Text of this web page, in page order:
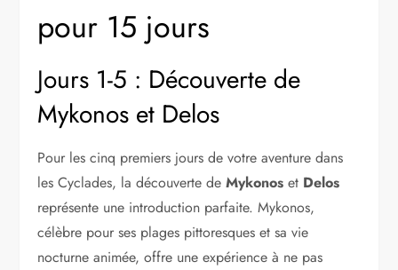
pour 15 jours
Jours 1-5 : Découverte de
Mykonos et Delos
Pour les cinq premiers jours de votre aventure dans
les Cyclades, la découverte deMykonos et Delos
représente une introduction parfaite. Mykonos,
célèbre pour ses plages pittoresques et sa vie
nocturne animée, offre une expérience à ne pas